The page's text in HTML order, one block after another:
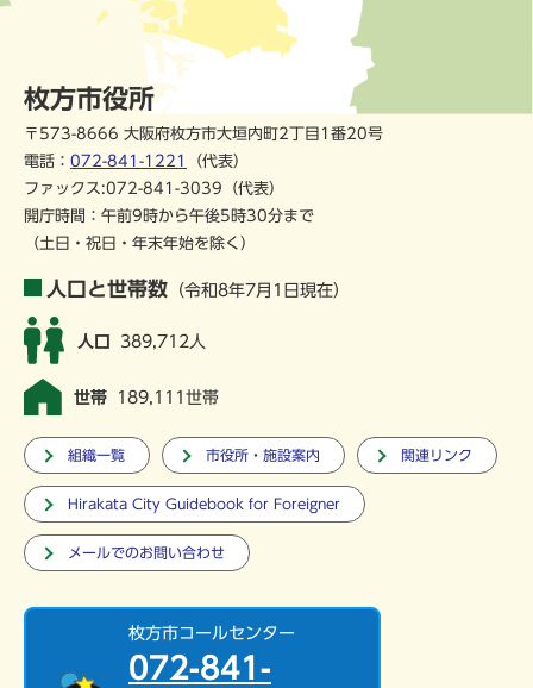
枚方市役所
〒573-8666 大阪府枚方市大垣内町2丁目1番20号
電話： 072-841-1221
（代表）
ファックス:072-841-3039（代表）
開庁時間：午前9時から午後5時30分まで
（土日・祝日・年末年始を除く）
人口と世帯数 （令和8年7月1日現在）
人口 389,712人
世帯 189,111世帯
組織一覧 市役所・施設案内 関連リンク
Hirakata City Guidebook for Foreigner
メールでのお問い合わせ
枚方市コールセンター
072-841-